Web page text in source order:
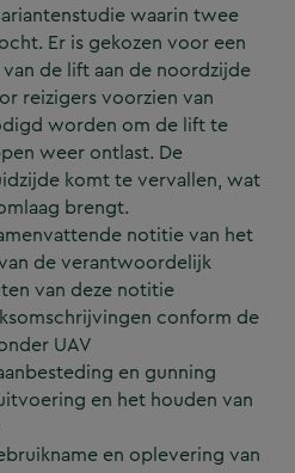
waarin twee
Er is gekozen voor een
de lift aan de noordzijde
reizigers voorzien van
worden om de lift te
weer ontlast. De
komt te vervallen, wat
brengt.
notitie van het
de verantwoordelijk
van deze notitie
conform de
UAV
en gunning
en het houden van
en oplevering van